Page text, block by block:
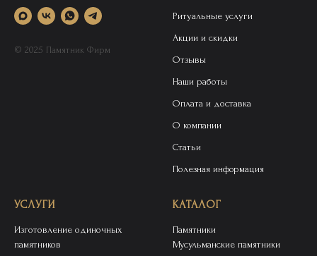
© 2025 Памятник Фирм
Ритуальные услуги
Акции и скидки
Отзывы
Наши работы
Оплата и доставка
О компании
Статьи
Полезная информация
УСЛУГИ
Изготовление одиночных
памятников
КАТАЛОГ
Памятники
Мусульманские памятники